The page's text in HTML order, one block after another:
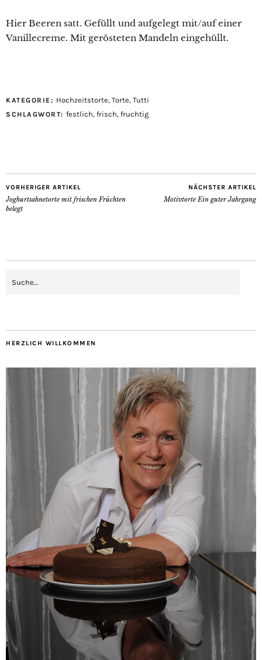
Hier Beeren satt. Gefüllt und aufgelegt mit/auf einer
Vanillecreme. Mit gerösteten Mandeln eingehüllt.
KATEGORIE: Hochzeitstorte, Torte, Tutti
SCHLAGWORT: festlich, frisch, fruchtig
VORHERIGER ARTIKEL
Joghurtsahnetorte mit frischen Früchten
belegt
NÄCHSTER ARTIKEL
Motivtorte Ein guter Jahrgang
HERZLICH WILLKOMMEN